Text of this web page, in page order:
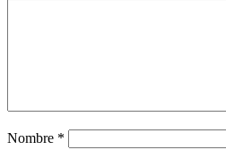
Nombre *